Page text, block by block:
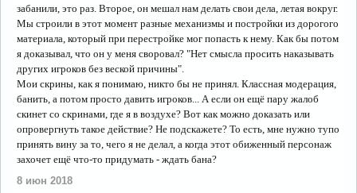
забанили, это раз. Второе, он мешал нам делать свои дела, летая вокруг.
Мы строили в этот момент разные механизмы и постройки из дорогого
материала, который при перестройке мог попасть к нему. Как бы потом
я доказывал, что он у меня своровал? "Нет смысла просить наказывать
других игроков без веской причины".
Мои скрины, как я понимаю, никто бы не принял. Классная модерация,
банить, а потом просто давить игроков... А если он ещё пару жалоб
скинет со скринами, где я в воздухе? Вот как можно доказать или
опровергнуть такое действие? Не подскажете? То есть, мне нужно тупо
принять вину за то, чего я не делал, а когда этот обиженный персонаж
захочет ещё что-то придумать - ждать бана?
8 июн 2018